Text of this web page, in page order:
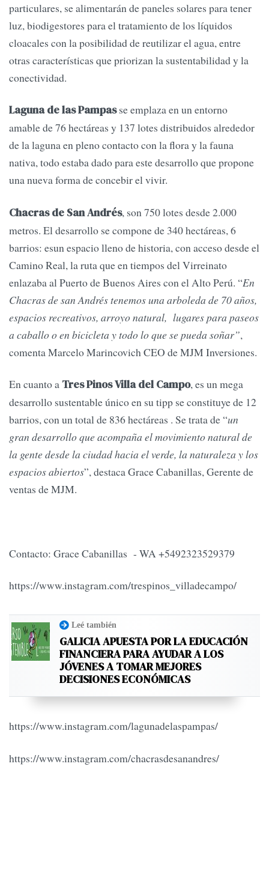
particulares, se alimentarán de paneles solares para tener
luz, biodigestores para el tratamiento de los líquidos
cloacales con la posibilidad de reutilizar el agua, entre
otras características que priorizan la sustentabilidad y la
conectividad.
Laguna de las Pampasse emplaza en un entorno
amable de 76 hectáreas y 137 lotes distribuidos alrededor
de la laguna en pleno contacto con la flora y la fauna
nativa, todo estaba dado para este desarrollo que propone
una nueva forma de concebir el vivir.
Chacras de San Andrés, son 750 lotes desde 2.000
metros. El desarrollo se compone de 340 hectáreas, 6
barrios: esun espacio lleno de historia, con acceso desde el
Camino Real, la ruta que en tiempos del Virreinato
enlazaba al Puerto de Buenos Aires con el Alto Perú. “En
Chacras de san Andrés tenemos una arboleda de 70 años,
espacios recreativos, arroyo natural, lugares para paseos
a caballo o en bicicleta y todo lo que se pueda soñar”,
comenta Marcelo Marincovich CEO de MJM Inversiones.
En cuanto a Tres Pinos Villa del Campo, es un mega
desarrollo sustentable único en su tipp se constituye de 12
barrios, con un total de 836 hectáreas . Se trata de “un
gran desarrollo que acompaña el movimiento natural de
la gente desde la ciudad hacia el verde, la naturaleza y los
espacios abiertos”, destaca Grace Cabanillas, Gerente de
ventas de MJM.
Contacto: Grace Cabanillas - WA +5492323529379
https://www.instagram.com/trespinos_villadecampo/
Leé también
GALICIA APUESTA POR LA EDUCACIÓN
FINANCIERA PARA AYUDAR A LOS
JÓVENES A TOMAR MEJORES
DECISIONES ECONÓMICAS
https://www.instagram.com/lagunadelaspampas/
https://www.instagram.com/chacrasdesanandres/